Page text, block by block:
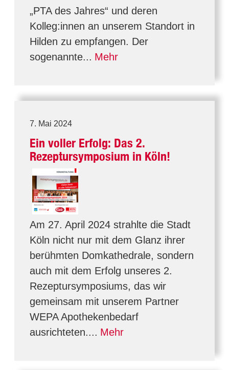
„PTA des Jahres“ und deren
Kolleg:innen an unserem Standort in
Hilden zu empfangen. Der
sogenannte... Mehr
7. Mai 2024
Ein voller Erfolg: Das 2.
Rezeptursymposium in Köln!
Am 27. April 2024 strahlte die Stadt
Köln nicht nur mit dem Glanz ihrer
berühmten Domkathedrale, sondern
auch mit dem Erfolg unseres 2.
Rezeptursymposiums, das wir
gemeinsam mit unserem Partner
WEPA Apothekenbedarf
ausrichteten.... Mehr